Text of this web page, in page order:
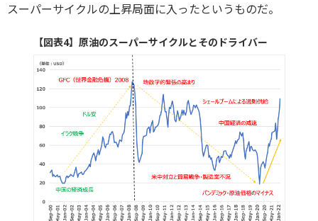
スーパーサイクルの上昇局面に入ったというものだ。
【図表4】原油のスーパーサイクルとそのドライバー